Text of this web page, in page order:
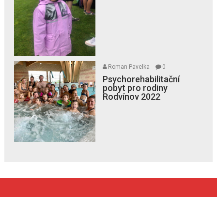
Roman Pavelka 0
Psychorehabilitační
pobyt pro rodiny
Rodvínov 2022